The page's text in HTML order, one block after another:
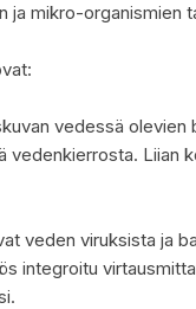
ja mikro-organismien
vedessä
Liian
veden viruksista ja
integroitu